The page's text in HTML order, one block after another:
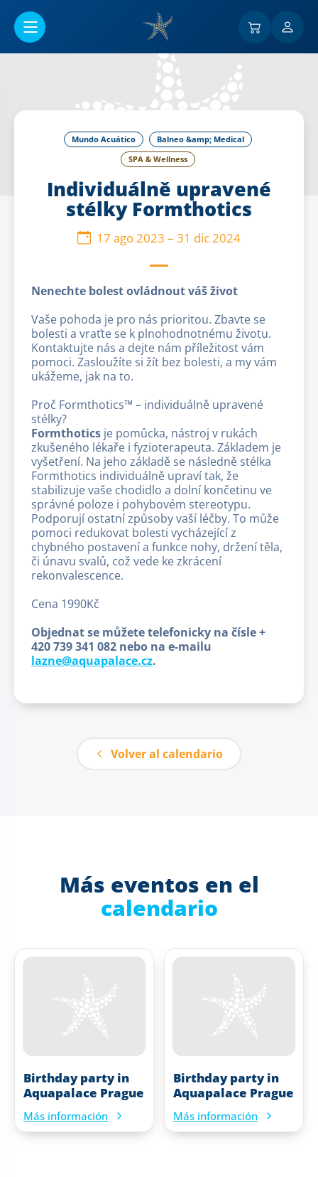
Mundo Acuático
Balneo &amp; Medical
SPA & Wellness
Individuálně upravené
stélky Formthotics
17 ago 2023 – 31 dic 2024
Nenechte bolest ovládnout váš život
Vaše pohoda je pro nás prioritou. Zbavte se
bolesti a vraťte se k plnohodnotnému životu.
Kontaktujte nás a dejte nám příležitost vám
pomoci. Zasloužíte si žít bez bolesti, a my vám
ukážeme, jak na to.
Proč Formthotics™ – individuálně upravené
stélky?
Formthotics je pomůcka, nástroj v rukách
zkušeného lékaře i fyzioterapeuta. Základem je
vyšetření. Na jeho základě se následně stélka
Formthotics individuálně upraví tak, že
stabilizuje vaše chodidlo a dolní končetinu ve
správné poloze i pohybovém stereotypu.
Podporují ostatní způsoby vaší léčby. To může
pomoci redukovat bolesti vycházející z
chybného postavení a funkce nohy, držení těla,
či únavu svalů, což vede ke zkrácení
rekonvalescence.
Cena 1990Kč
Objednat se můžete telefonicky na čísle +
420 739 341 082 nebo na e-mailu
lazne@aquapalace.cz.
Volver al calendario
Más eventos en el
calendario
Birthday party in
Aquapalace Prague
Más información
Birthday party in
Aquapalace Prague
Más información